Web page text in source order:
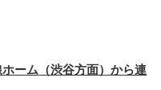
ーム（渋谷方面）から連